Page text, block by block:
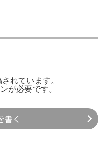
れています。
が必要です。
書く